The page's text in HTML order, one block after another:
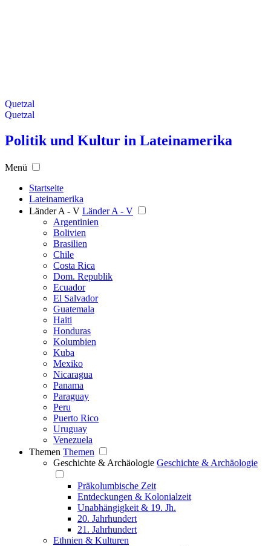
Quetzal
Quetzal
Politik und Kultur in Lateinamerika
Menü
Startseite
Lateinamerika
Länder A - V Länder A - V
Argentinien
Bolivien
Brasilien
Chile
Costa Rica
Dom. Republik
Ecuador
El Salvador
Guatemala
Haiti
Honduras
Kolumbien
Kuba
Mexiko
Nicaragua
Panama
Paraguay
Peru
Puerto Rico
Uruguay
Venezuela
Themen Themen
Geschichte & Archäologie Geschichte & Archäologie
Präkolumbische Zeit
Entdeckungen & Kolonialzeit
Unabhängigkeit & 19. Jh.
20. Jahrhundert
21. Jahrhundert
Ethnien & Kulturen